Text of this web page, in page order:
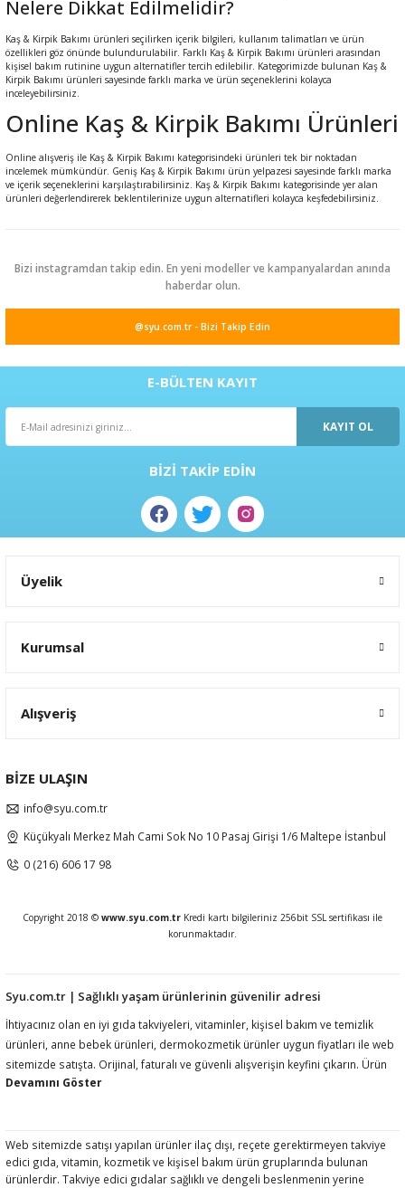
Nelere Dikkat Edilmelidir?
Kaş & Kirpik Bakımı ürünleri seçilirken içerik bilgileri, kullanım talimatları ve ürün
özellikleri göz önünde bulundurulabilir. Farklı Kaş & Kirpik Bakımı ürünleri arasından
kişisel bakım rutinine uygun alternatifler tercih edilebilir. Kategorimizde bulunan Kaş &
Kirpik Bakımı ürünleri sayesinde farklı marka ve ürün seçeneklerini kolayca
inceleyebilirsiniz.
Online Kaş & Kirpik Bakımı Ürünleri
Online alışveriş ile Kaş & Kirpik Bakımı kategorisindeki ürünleri tek bir noktadan
incelemek mümkündür. Geniş Kaş & Kirpik Bakımı ürün yelpazesi sayesinde farklı marka
ve içerik seçeneklerini karşılaştırabilirsiniz. Kaş & Kirpik Bakımı kategorisinde yer alan
ürünleri değerlendirerek beklentilerinize uygun alternatifleri kolayca keşfedebilirsiniz.
Bizi instagramdan takip edin. En yeni modeller ve kampanyalardan anında
haberdar olun.
@syu.com.tr - Bizi Takip Edin
E-BÜLTEN KAYIT
KAYIT OL
BİZİ TAKİP EDİN
Üyelik
Kurumsal
Alışveriş
BİZE ULAŞIN
info@syu.com.tr
Küçükyalı Merkez Mah Cami Sok No 10 Pasaj Girişi 1/6 Maltepe İstanbul
0 (216) 606 17 98
Copyright 2018 © www.syu.com.tr Kredi kartı bilgileriniz 256bit SSL sertifikası ile
korunmaktadır.
Syu.com.tr | Sağlıklı yaşam ürünlerinin güvenilir adresi
İhtiyacınız olan en iyi gıda takviyeleri, vitaminler, kişisel bakım ve temizlik
ürünleri, anne bebek ürünleri, dermokozmetik ürünler uygun fiyatları ile web
sitemizde satışta. Orijinal, faturalı ve güvenli alışverişin keyfini çıkarın. Ürün
açıklamalarında ilgili mevzuat gereği kullanım amacı, fayda, etki vb ifadelere
vitaminler, kişisel bakım ve temizlik ürünleri, anne bebek ürünleri,
dermokozmetik ürünler uygun fiyatları ile web sitemizde satışta. Orijinal,
faturalı ve güvenli alışverişin keyfini çıkarın. Ürün açıklamalarında ilgili
Web sitemizde satışı yapılan ürünler ilaç dışı, reçete gerektirmeyen takviye
edici gıda, vitamin, kozmetik ve kişisel bakım ürün gruplarında bulunan
ürünlerdir. Takviye edici gıdalar sağlıklı ve dengeli beslenmenin yerine